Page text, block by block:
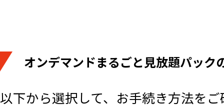
オンデマンドまるごと見放題パック
以下から選択して、お手続き方法を